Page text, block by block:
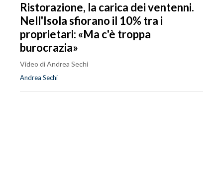
Ristorazione, la carica dei ventenni.
Nell'Isola sfiorano il 10% tra i
proprietari: «Ma c'è troppa
burocrazia»
Video di Andrea Sechi
Andrea Sechi